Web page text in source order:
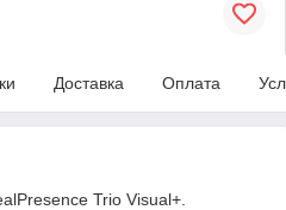
Доставка Оплата
Trio Visual+.